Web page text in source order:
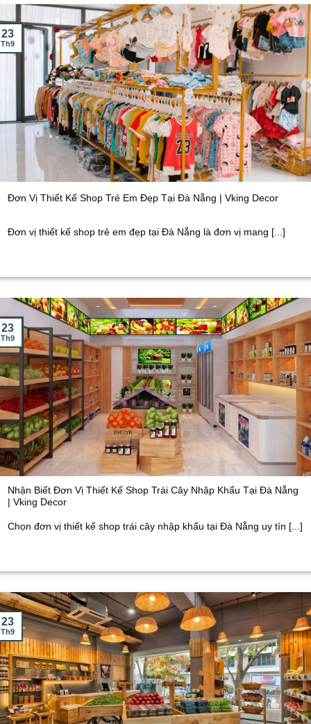
Đơn Vị Thiết Kế Shop Trẻ Em Đẹp Tại Đà Nẵng | Vking Decor
Đơn vị thiết kế shop trẻ em đẹp tại Đà Nẵng là đơn vị mang [...]
23
Th9
Nhận Biết Đơn Vị Thiết Kế Shop Trái Cây Nhập Khẩu Tại Đà Nẵng
| Vking Decor
Chọn đơn vị thiết kế shop trái cây nhập khẩu tại Đà Nẵng uy tín [...]
23
Th9
23
Th9